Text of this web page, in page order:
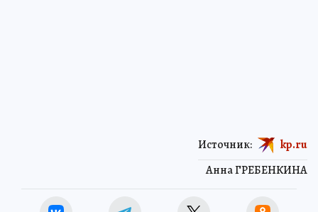
Анна ГРЕБЕНКИНА
Источник: kp.ru